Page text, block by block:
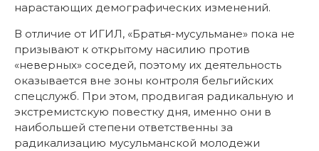
нарастающих демографических изменений.
В отличие от ИГИЛ, «Братья-мусульмане» пока не
призывают к открытому насилию против
«неверных» соседей, поэтому их деятельность
оказывается вне зоны контроля бельгийских
спецслужб. При этом, продвигая радикальную и
экстремистскую повестку дня, именно они в
наибольшей степени ответственны за
радикализацию мусульманской молодежи